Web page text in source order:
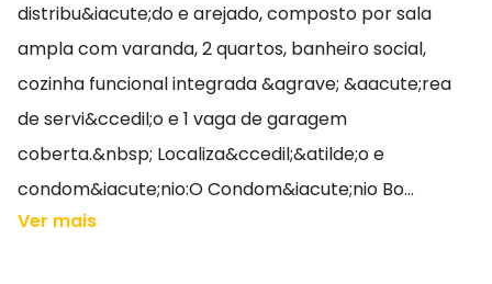
distribu&iacute;do e arejado, composto por sala
ampla com varanda, 2 quartos, banheiro social,
cozinha funcional integrada &agrave; &aacute;rea
de servi&ccedil;o e 1 vaga de garagem
coberta.&nbsp; Localiza&ccedil;&atilde;o e
condom&iacute;nio:O Condom&iacute;nio Bo...
Ver mais